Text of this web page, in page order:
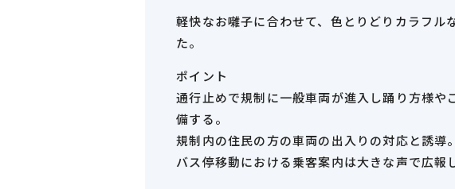
軽快なお囃子に合わせて、色とりどりカラフ
た。
ポイント
通行止めで規制に一般車両が進入し踊り方様
備する。
規制内の住民の方の車両の出入りの対応と誘導
バス停移動における乗客案内は大きな声で広報